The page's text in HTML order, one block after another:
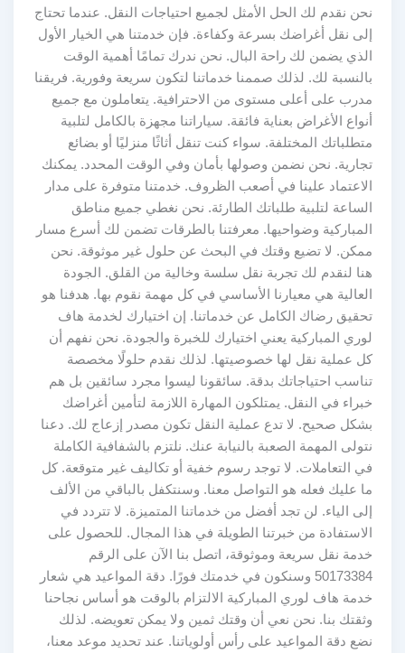
نحن نقدم لك الحل الأمثل لجميع احتياجات النقل. عندما تحتاج
إلى نقل أغراضك بسرعة وكفاءة. فإن خدمتنا هي الخيار الأول
الذي يضمن لك راحة البال. نحن ندرك تمامًا أهمية الوقت
بالنسبة لك. لذلك صممنا خدماتنا لتكون سريعة وفورية. فريقنا
مدرب على أعلى مستوى من الاحترافية. يتعاملون مع جميع
أنواع الأغراض بعناية فائقة. سياراتنا مجهزة بالكامل لتلبية
متطلباتك المختلفة. سواء كنت تنقل أثاثًا منزليًا أو بضائع
تجارية. نحن نضمن وصولها بأمان وفي الوقت المحدد. يمكنك
الاعتماد علينا في أصعب الظروف. خدمتنا متوفرة على مدار
الساعة لتلبية طلباتك الطارئة. نحن نغطي جميع مناطق
المباركية وضواحيها. معرفتنا بالطرقات تضمن لك أسرع مسار
ممكن. لا تضيع وقتك في البحث عن حلول غير موثوقة. نحن
هنا لنقدم لك تجربة نقل سلسة وخالية من القلق. الجودة
العالية هي معيارنا الأساسي في كل مهمة نقوم بها. هدفنا هو
تحقيق رضاك الكامل عن خدماتنا. إن اختيارك لخدمة هاف
لوري المباركية يعني اختيارك للخبرة والجودة. نحن نفهم أن
كل عملية نقل لها خصوصيتها. لذلك نقدم حلولًا مخصصة
تناسب احتياجاتك بدقة. سائقونا ليسوا مجرد سائقين بل هم
خبراء في النقل. يمتلكون المهارة اللازمة لتأمين أغراضك
بشكل صحيح. لا تدع عملية النقل تكون مصدر إزعاج لك. دعنا
نتولى المهمة الصعبة بالنيابة عنك. نلتزم بالشفافية الكاملة
في التعاملات. لا توجد رسوم خفية أو تكاليف غير متوقعة. كل
ما عليك فعله هو التواصل معنا. وسنتكفل بالباقي من الألف
إلى الياء. لن تجد أفضل من خدماتنا المتميزة. لا تتردد في
الاستفادة من خبرتنا الطويلة في هذا المجال. للحصول على
خدمة نقل سريعة وموثوقة، اتصل بنا الآن على الرقم
50173384 وسنكون في خدمتك فورًا. دقة المواعيد هي شعار
خدمة هاف لوري المباركية الالتزام بالوقت هو أساس نجاحنا
وثقتك بنا. نحن نعي أن وقتك ثمين ولا يمكن تعويضه. لذلك
نضع دقة المواعيد على رأس أولوياتنا. عند تحديد موعد معنا،